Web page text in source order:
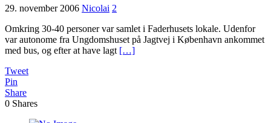
29. november 2006 Nicolai 2
Omkring 30-40 personer var samlet i Faderhusets lokale. Udenfor
var autonome fra Ungdomshuset på Jagtvej i København ankommet
med bus, og efter at have lagt […]
Tweet
Pin
Share
0 Shares